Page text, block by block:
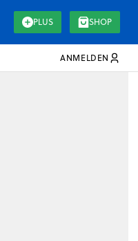
PLUS SHOP
ANMELDEN